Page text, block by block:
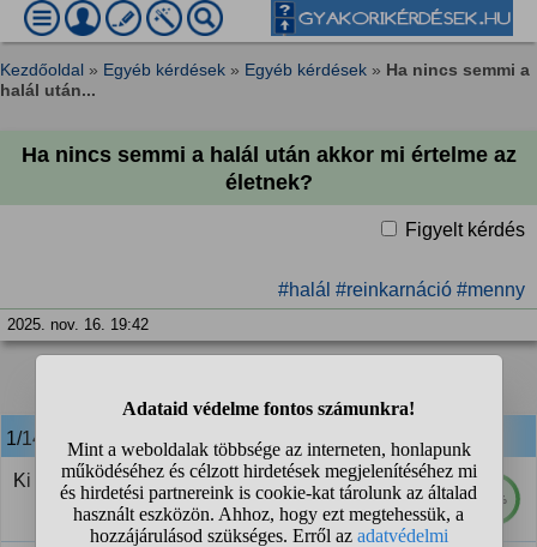
Kezdőoldal » Egyéb kérdések » Egyéb kérdések » Ha nincs semmi a
halál után...
Ha nincs semmi a halál után akkor mi értelme az
életnek?
Figyelt kérdés
#halál #reinkarnáció #menny
2025. nov. 16. 19:42
1/14 anonim válasza:
73%
Ki mondta, hogy nincs semmi ?